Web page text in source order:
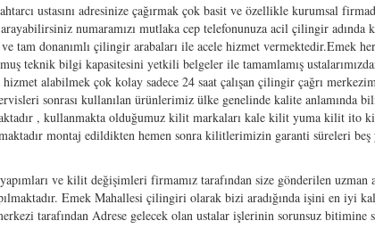
ustasını adresinize çağırmak çok basit ve özellikle kurumsal
numaramızı mutlaka cep telefonunuza acil çilingir adında
ve tam donanımlı çilingir arabaları ile acele hizmet vermektedir.Emek
teknik bilgi kapasitesini yetkili belgeler ile tamamlamış
alabilmek çok kolay sadece 24 saat çalışan çilingir çağrı
sonrası kullanılan ürünlerimiz ülke genelinde kalite anlamında
, kullanmakta olduğumuz kilit markaları kale kilit yuma kilit
montaj edildikten hemen sonra kilitlerimizin garanti süreleri beş
ve kilit değişimleri firmamız tarafından size gönderilen uzman
Emek Mahallesi çilingiri olarak bizi aradığında işini en iyi
tarafından Adrese gelecek olan ustalar işlerinin sorunsuz